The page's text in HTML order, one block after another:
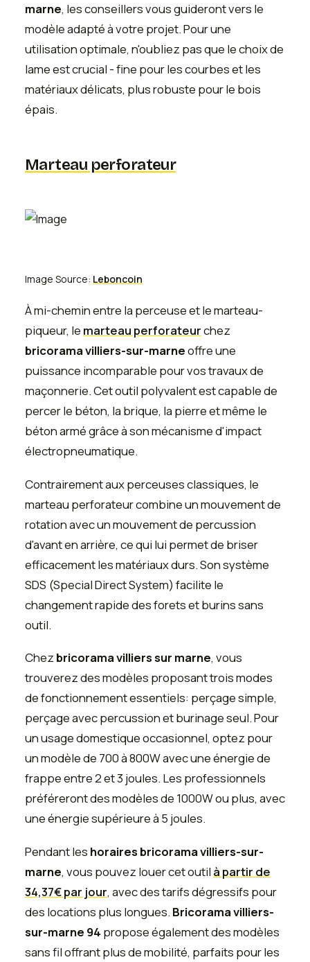
marne, les conseillers vous guideront vers le
modèle adapté à votre projet. Pour une
utilisation optimale, n'oubliez pas que le choix de
lame est crucial - fine pour les courbes et les
matériaux délicats, plus robuste pour le bois
épais.
Marteau perforateur
Image Source: Leboncoin
À mi-chemin entre la perceuse et le marteau-
piqueur, le marteau perforateurchez
bricorama villiers-sur-marneoffre une
puissance incomparable pour vos travaux de
maçonnerie. Cet outil polyvalent est capable de
percer le béton, la brique, la pierre et même le
béton armé grâce à son mécanisme d'impact
électropneumatique.
Contrairement aux perceuses classiques, le
marteau perforateur combine un mouvement de
rotation avec un mouvement de percussion
d'avant en arrière, ce qui lui permet de briser
efficacement les matériaux durs. Son système
SDS (Special Direct System) facilite le
changement rapide des forets et burins sans
outil.
Chez bricorama villiers sur marne, vous
trouverez des modèles proposant trois modes
de fonctionnement essentiels: perçage simple,
perçage avec percussion et burinage seul. Pour
un usage domestique occasionnel, optez pour
un modèle de 700 à 800W avec une énergie de
frappe entre 2 et 3 joules. Les professionnels
préféreront des modèles de 1000W ou plus, avec
une énergie supérieure à 5 joules.
Pendant les horaires bricorama villiers-sur-
marne, vous pouvez louer cet outil à partir de
34,37€ par jour, avec des tarifs dégressifs pour
des locations plus longues. Bricorama villiers-
sur-marne 94 propose également des modèles
sans fil offrant plus de mobilité, parfaits pour les